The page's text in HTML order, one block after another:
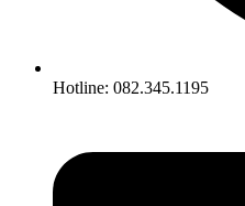
Hotline: 082.345.1195